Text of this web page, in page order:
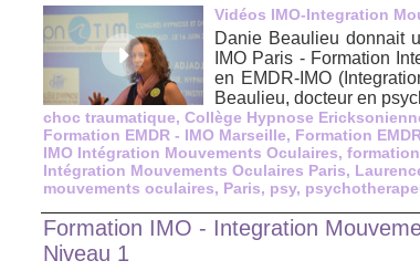
Vidéos IMO-Integration
Danie Beaulieu donnait
IMO Paris - Formation
en EMDR-IMO
Beaulieu, docteur en
choc traumatique, Collège Hypnose
Formation EMDR - IMO Marseille, Formation
IMO Intégration Mouvements Oculaires,
Intégration Mouvements Oculaires Paris,
mouvements oculaires, Paris, psy,
Formation IMO - Integration
Niveau 1